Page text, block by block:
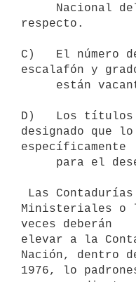
respecto.
C)   El número
escalafón y
D)   Los títulos
designado que
específicamente
Ministeriales o
veces deberán
elevar a la
Nación, dentro
1976, lo